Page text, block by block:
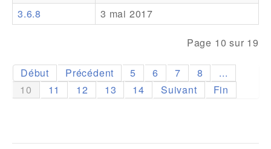
3.6.8
3 mai 2017
Page 10 sur 19
Début Précédent 5 6 7 8
...
10
11 12 13 14 Suivant Fin